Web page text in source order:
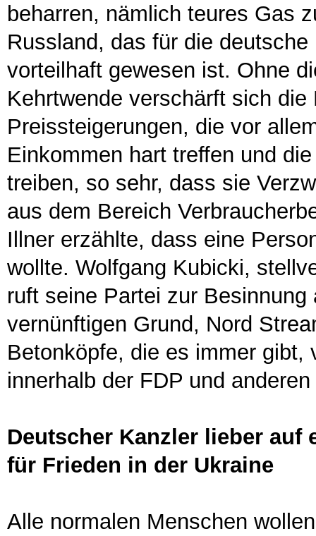
beharren, nämlich teures Gas
Russland, das für die
vorteilhaft gewesen ist. Ohne
Kehrtwende verschärft sich
Preissteigerungen, die vor
Einkommen hart treffen und
treiben, so sehr, dass sie
aus dem Bereich
Illner erzählte, dass eine
wollte. Wolfgang Kubicki,
ruft seine Partei zur
vernünftigen Grund, Nord
Betonköpfe, die es immer gibt,
innerhalb der FDP und
Deutscher Kanzler lieber auf
für Frieden in der Ukraine
Alle normalen Menschen